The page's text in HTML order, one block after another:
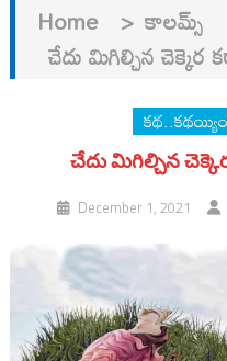
Home > కాలమ్స్
చేదు మిగిల్చిన చెక్కెర
చేదు మిగిల్చిన
December 1, 2021